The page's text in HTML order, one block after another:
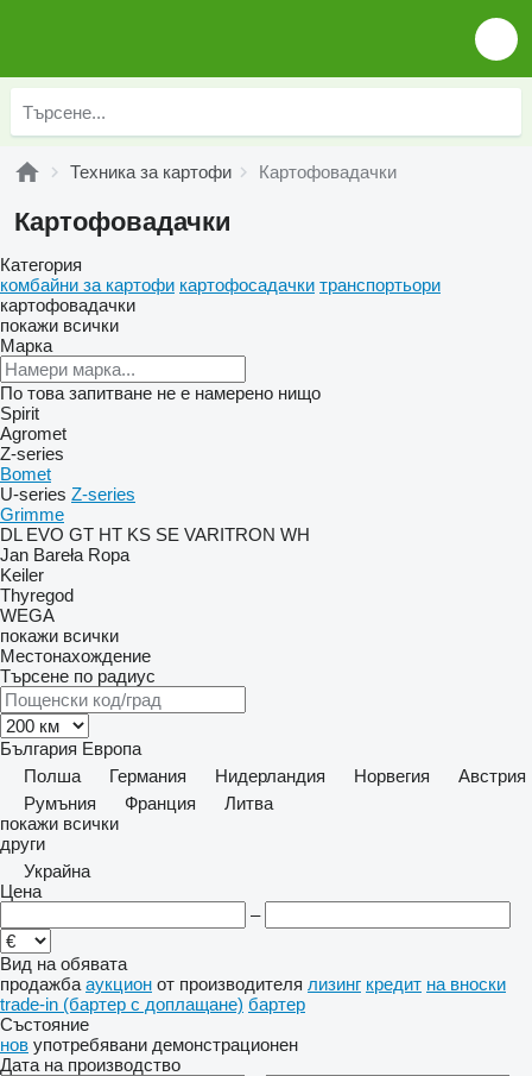
Техника за картофи Картофовадачки
Картофовадачки
Категория
комбайни за картофи картофосадачки транспортьори
картофовадачки
покажи всички
Марка
По това запитване не е намерено нищо
Spirit
Agromet
Z-series
Bomet
U-series Z-series
Grimme
DL EVO GT HT KS SE VARITRON WH
Jan Bareła Ropa
Keiler
Thyregod
WEGA
покажи всички
Местонахождение
Търсене по радиус
България Европа
Полша
Германия Нидерландия Норвегия
Австрия
Румъния
Франция
Литва
покажи всички
други
Украйна
Цена
–
Вид на обявата
продажба аукцион от производителя лизинг кредит на вноски
trade-in (бартер с доплащане) бартер
Състояние
нов употребявани демонстрационен
Дата на производство